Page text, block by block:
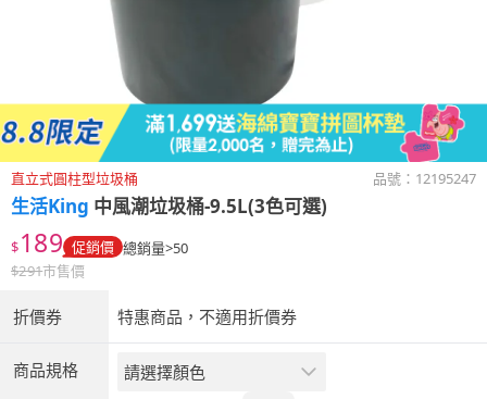
直立式圓柱型垃圾桶 品號： 12195247
生活King 中風潮垃圾桶-9.5L(3色可選)
$189 促銷價 總銷量>50
$291市售價
折價券 特惠商品，不適用折價券
商品規格 請選擇顏色